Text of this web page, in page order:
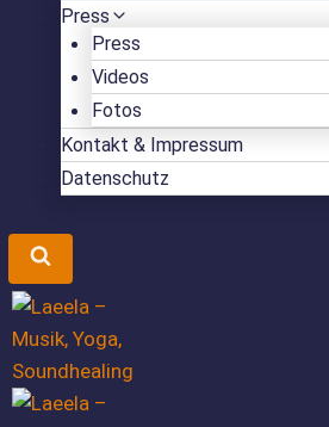
Press
Press
Videos
Fotos
Kontakt & Impressum
Datenschutz